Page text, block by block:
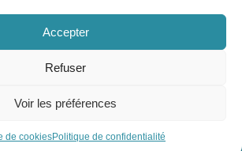
Accepter
Refuser
Voir les préférences
de cookiesPolitique de confidentialité
Politique de
confidentialité
Politique de
cookies